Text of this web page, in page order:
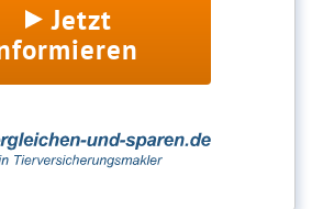
Jetzt